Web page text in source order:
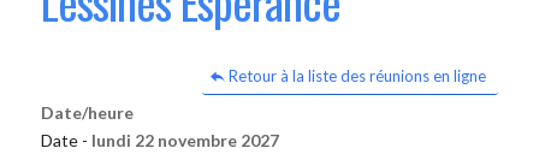
Retour à la liste des réunions en ligne
Date/heure
Date - lundi 22 novembre 2027